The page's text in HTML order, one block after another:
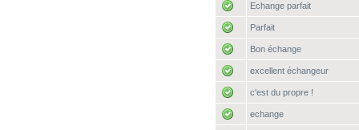
Echange parfait
Parfait
Bon échange
excellent échangeur
c'est du propre !
echange